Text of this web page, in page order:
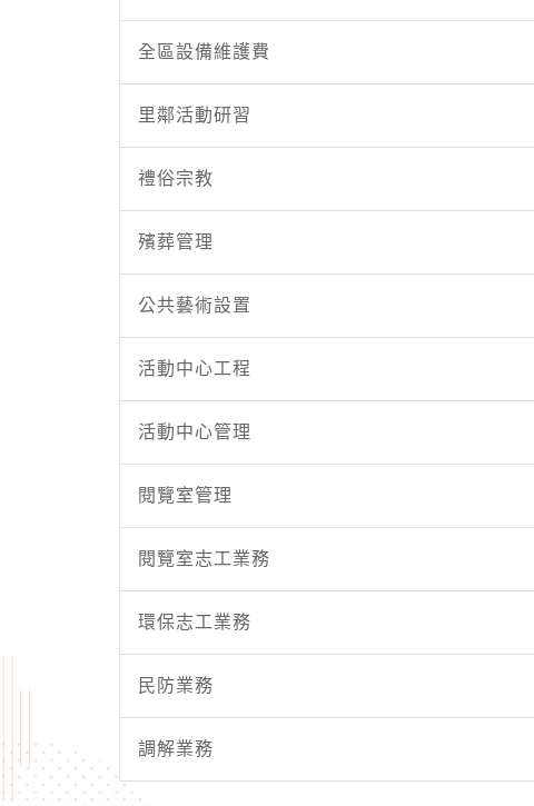
全區設備維護費
里鄰活動研習
禮俗宗教
殯葬管理
公共藝術設置
活動中心工程
活動中心管理
閱覽室管理
閱覽室志工業務
環保志工業務
民防業務
調解業務